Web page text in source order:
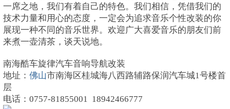
一席之地，我们有着自己的特色。我们相信，凭借我们的
技术力量和用心的态度，一定会为追求音乐个性改装的你
展现一种不同的音乐世界。欢迎广大喜爱音乐的朋友们前
来煮一壶清茶，谈天说地。
南海酷车旋律汽车音响导航改装
地址： 佛山市南海区桂城海八西路辅路保润汽车城1号楼首
层
电话：0757-81855001 18942466777